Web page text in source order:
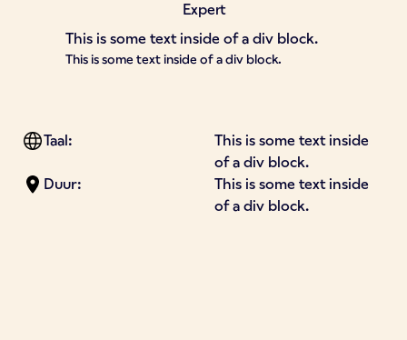
Expert
This is some text inside of a div block.
This is some text inside of a div block.
Taal:
This is some text inside
of a div block.
Duur:
This is some text inside
of a div block.